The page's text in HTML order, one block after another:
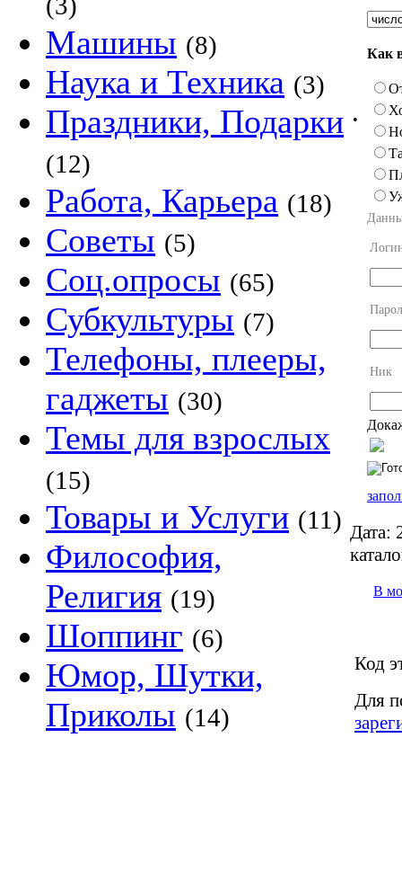
Машины (8)
Наука и Техника (3)
Праздники, Подарки
(12)
Работа, Карьера (18)
Советы (5)
Соц.опросы (65)
Субкультуры (7)
Телефоны, плееры,
гаджеты (30)
Темы для взрослых
(15)
Товары и Услуги (11)
Философия,
Религия (19)
Шоппинг (6)
Юмор, Шутки,
Приколы (14)
•
Как
Ник
Дата:
В
Код
Для